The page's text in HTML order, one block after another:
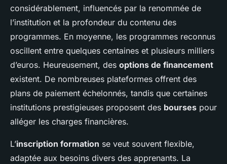
considérablement, influencés par la renommée de
l’institution et la profondeur du contenu des
programmes. En moyenne, les programmes reconnus
oscillent entre quelques centaines et plusieurs milliers
d’euros. Heureusement, des options de financement
existent. De nombreuses plateformes offrent des
plans de paiement échelonnés, tandis que certaines
institutions prestigieuses proposent des bourses pour
alléger les charges financières.
L’inscription formation se veut souvent flexible,
adaptée aux besoins divers des apprenants. La